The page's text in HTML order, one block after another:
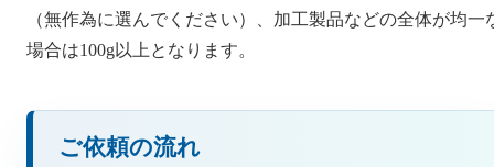
（無作為に選んでください）、加工製品などの全体が均一
場合は100g以上となります。
ご依頼の流れ